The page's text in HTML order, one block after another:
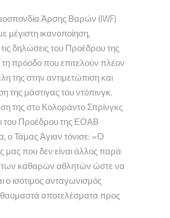
Άρσης Βαρών (IWF)
μέγιστη ικανοποίηση,
δηλώσεις του Προέδρου της
πρόοδο που επιτελούν πλέον
της στην αντιμετώπιση και
της μάστιγας του ντόπινγκ.
της στο Κολοράντο Σπρίνγκς
του Προέδρου της ΕΟΑΒ
ο Τάμας Άγιαν τόνισε: «Ο
μας που δεν είναι άλλος παρά
των καθαρών αθλητών ώστε να
ο ισότιμος ανταγωνισμός
θαυμαστά αποτελέσματα προς